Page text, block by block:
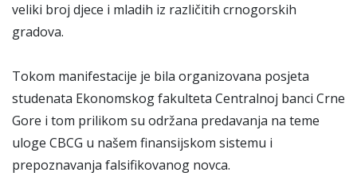
veliki broj djece i mladih iz različitih crnogorskih
gradova.
Tokom manifestacije je bila organizovana posjeta
studenata Ekonomskog fakulteta Centralnoj banci Crne
Gore i tom prilikom su održana predavanja na teme
uloge CBCG u našem finansijskom sistemu i
prepoznavanja falsifikovanog novca.